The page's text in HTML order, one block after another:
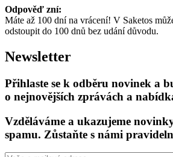
Odpověď zní:
Máte až 100 dní na vrácení! V Saketos
odstoupit do 100 dnů bez udání důvodu.
Newsletter
Přihlaste se k odběru novinek a
o nejnovějších zprávách a
Vzděláváme a ukazujeme
spamu. Zůstaňte s námi